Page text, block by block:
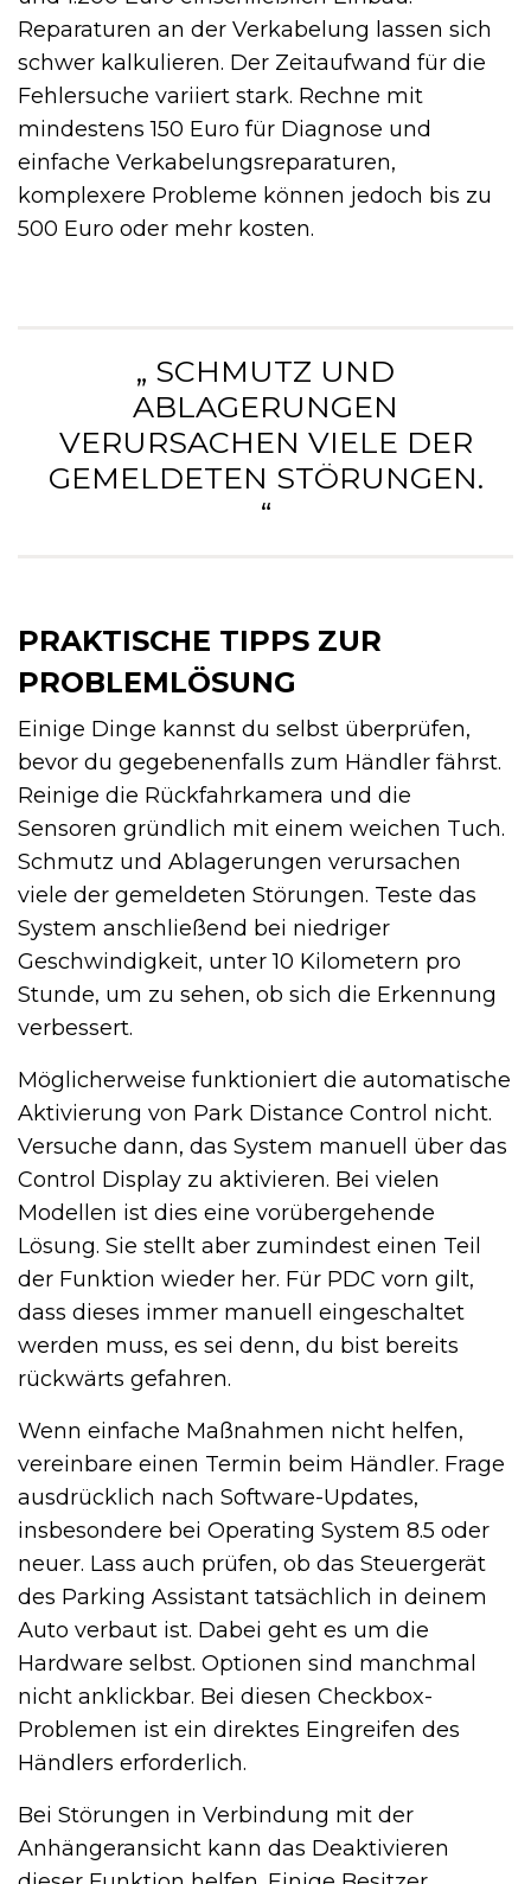
Reparaturen an der Verkabelung lassen sich
schwer kalkulieren. Der Zeitaufwand für die
Fehlersuche variiert stark. Rechne mit
mindestens 150 Euro für Diagnose und
einfache Verkabelungsreparaturen,
komplexere Probleme können jedoch bis zu
500 Euro oder mehr kosten.
„ SCHMUTZ UND
ABLAGERUNGEN
VERURSACHEN VIELE DER
GEMELDETEN STÖRUNGEN.
“
PRAKTISCHE TIPPS ZUR
PROBLEMLÖSUNG
Einige Dinge kannst du selbst überprüfen,
bevor du gegebenenfalls zum Händler fährst.
Reinige die Rückfahrkamera und die
Sensoren gründlich mit einem weichen Tuch.
Schmutz und Ablagerungen verursachen
viele der gemeldeten Störungen. Teste das
System anschließend bei niedriger
Geschwindigkeit, unter 10 Kilometern pro
Stunde, um zu sehen, ob sich die Erkennung
verbessert.
Möglicherweise funktioniert die automatische
Aktivierung von Park Distance Control nicht.
Versuche dann, das System manuell über das
Control Display zu aktivieren. Bei vielen
Modellen ist dies eine vorübergehende
Lösung. Sie stellt aber zumindest einen Teil
der Funktion wieder her. Für PDC vorn gilt,
dass dieses immer manuell eingeschaltet
werden muss, es sei denn, du bist bereits
rückwärts gefahren.
Wenn einfache Maßnahmen nicht helfen,
vereinbare einen Termin beim Händler. Frage
ausdrücklich nach Software-Updates,
insbesondere bei Operating System 8.5 oder
neuer. Lass auch prüfen, ob das Steuergerät
des Parking Assistant tatsächlich in deinem
Auto verbaut ist. Dabei geht es um die
Hardware selbst. Optionen sind manchmal
nicht anklickbar. Bei diesen Checkbox-
Problemen ist ein direktes Eingreifen des
Händlers erforderlich.
Bei Störungen in Verbindung mit der
Anhängeransicht kann das Deaktivieren